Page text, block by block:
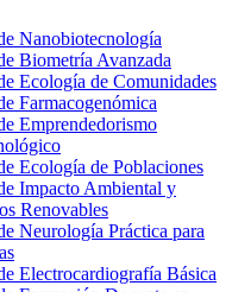
Nanobiotecnología
Biometría Avanzada
Ecología de Comunidades
Farmacogenómica
Emprendedorismo
Ecología de Poblaciones
Impacto Ambiental y
Renovables
Neurología Práctica para
Electrocardiografía Básica